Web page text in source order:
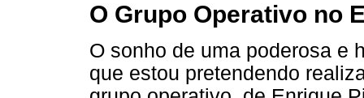
O Grupo Operativo no
O sonho de uma poderosa e
que estou pretendendo